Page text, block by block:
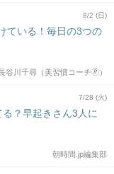
8/2 (日)
ている！毎日の3つの
谷川千尋（美習慣コーチ🄬）
7/28 (火)
？早起きさん3人に
朝時間.jp編集部